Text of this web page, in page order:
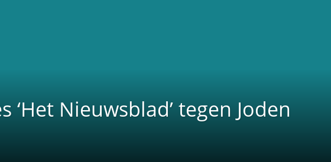
‘Het Nieuwsblad’ tegen Joden